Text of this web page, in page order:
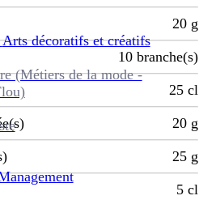
Arts décoratifs et créatifs
(Métiers de la mode -
20 g
10 branche(s)
25 cl
20 g
25 g
5 cl